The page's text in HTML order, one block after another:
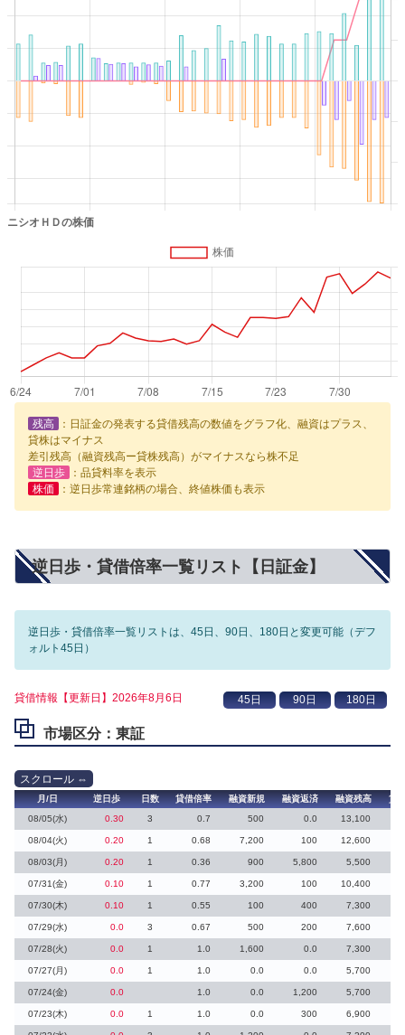
残高
：日証金の発表する貸借残高の数値をグラフ化、融資はプラス、
貸株はマイナス
差引残高（融資残高ー貸株残高）がマイナスなら株不足
逆日歩
：品貸料率を表示
株価
：逆日歩常連銘柄の場合、終値株価も表示
逆日歩・貸借倍率一覧リスト【日証金】
逆日歩・貸借倍率一覧リストは、45日、90日、180日と変更可能（デフ
ォルト45日）
貸借情報【更新日】2026年8月6日
市場区分：東証
月/日 逆日歩 日数 貸借倍率 融資新規 融資返済 融資残高
貸
08/05(水)
0.30 3 0.7 500 0.0 13,100
08/04(火) 0.20 1 0.68 7,200 100 12,600
08/03(月) 0.20 1 0.36 900 5,800 5,500
07/31(金) 0.10 1 0.77 3,200 100 10,400
07/30(木) 0.10 1 0.55 100 400 7,300
07/29(水) 0.0 3 0.67 500 200 7,600
07/28(火) 0.0 1 1.0 1,600 0.0 7,300
07/27(月) 0.0 1 1.0 0.0 0.0 5,700
07/24(金) 0.0 1.0 0.0 1,200 5,700
07/23(木) 0.0 1 1.0 0.0 300 6,900